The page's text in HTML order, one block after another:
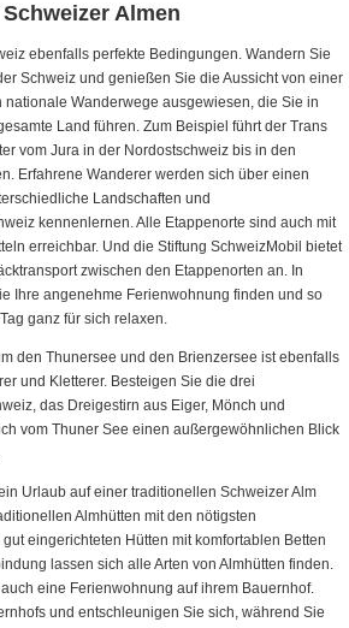
Almen
ebenfalls perfekte Bedingungen. Wandern Sie
Schweiz und genießen Sie die Aussicht von einer
nationale Wanderwege ausgewiesen, die Sie in
Land führen. Zum Beispiel führt der Trans
vom Jura in der Nordostschweiz bis in den
Erfahrene Wanderer werden sich über einen
Landschaften und
kennenlernen. Alle Etappenorte sind auch mit
erreichbar. Und die Stiftung SchweizMobil bietet
zwischen den Etappenorten an. In
Ihre angenehme Ferienwohnung finden und so
ganz für sich relaxen.
den Thunersee und den Brienzersee ist ebenfalls
und Kletterer. Besteigen Sie die drei
das Dreigestirn aus Eiger, Mönch und
vom Thuner See einen außergewöhnlichen Blick
Urlaub auf einer traditionellen Schweizer Alm
Almhütten mit den nötigsten
eingerichteten Hütten mit komfortablen Betten
lassen sich alle Arten von Almhütten finden.
eine Ferienwohnung auf ihrem Bauernhof.
und entschleunigen Sie sich, während Sie